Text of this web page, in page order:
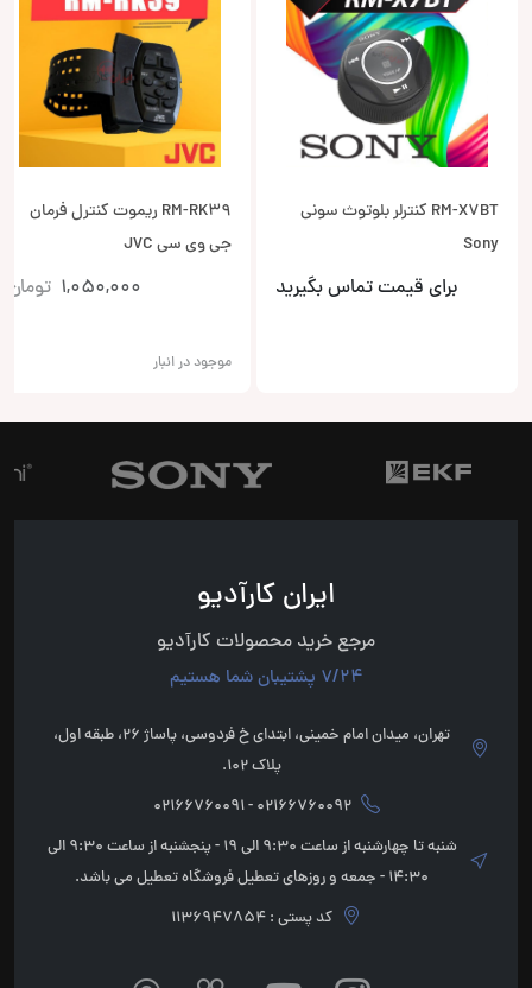
RM-X7BT کنترلر بلوتوث سونی
Sony
برای قیمت تماس بگیرید
RM-RK39 ریموت کنترل فرمان
جی وی سی JVC
1,050,000 تومان
موجود در انبار
ایران کارآدیو
مرجع خرید محصولات کارآدیو
7/24 پشتیبان شما هستیم
تهران، میدان امام خمینی، ابتدای خ فردوسی، پاساژ 26، طبقه اول،
پلاک 102.
02166760092 - 02166760091
شنبه تا چهارشنبه از ساعت 9:30 الی 19 - پنجشنبه از ساعت 9:30 الی
14:30 - جمعه و روزهای تعطیل فروشگاه تعطیل می باشد.
کد پستی : 1136947854